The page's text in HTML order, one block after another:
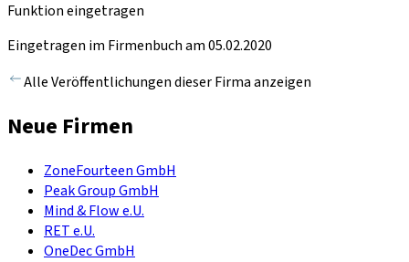
Funktion eingetragen
Eingetragen im Firmenbuch am 05.02.2020
Alle Veröffentlichungen dieser Firma anzeigen
Neue Firmen
ZoneFourteen GmbH
Peak Group GmbH
Mind & Flow e.U.
RET e.U.
OneDec GmbH